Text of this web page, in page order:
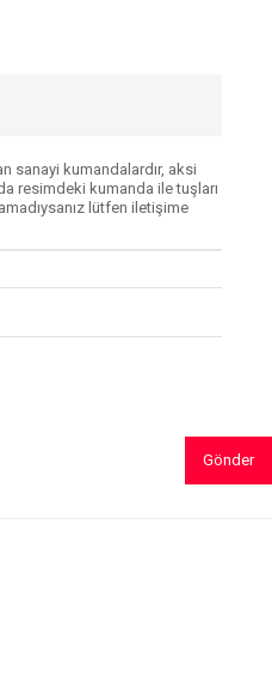
sanayi kumandalardır, aksi
resimdeki kumanda ile tuşları
lütfen iletişime
Gönder